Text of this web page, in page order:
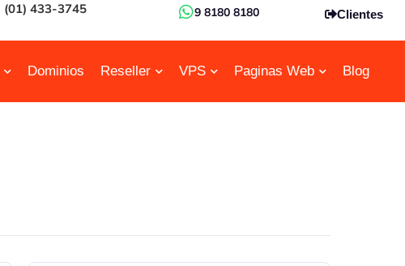
(01) 433-3745 9 8180 8180 Clientes
Dominios Reseller VPS Paginas Web Blog